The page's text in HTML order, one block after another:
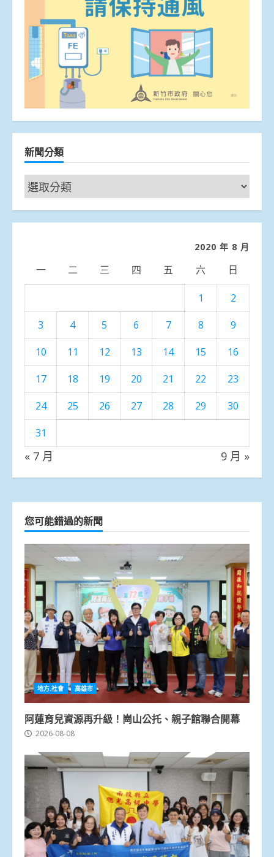
新聞分類
新
聞
分
2020 年 8 月
一 二 三 四 五 六 日
1
2
3
4 5 6 7 8
9
10
11 12 13 14 15
16
17
18 19 20 21 22
23
24
25 26 27 28 29
30
31
« 7 月 9 月 »
您可能錯過的新聞
地方.社會 高雄市
阿蓮育兒資源再升級！崗山公托、親子館聯合開幕
2026-08-08